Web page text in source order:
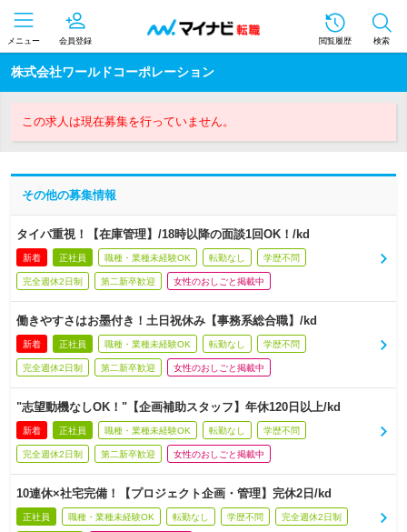
メニュー 会員登録 閲覧履歴 検索
株式会社ワールドコーポレーション
この求人は現在募集を行っていません。
その他の募集情報
タイパ重視！【在庫管理】/18時以降の面談1回OK！/kd
新着 正社員 職種・業種未経験OK 転勤なし 学歴不問
完全週休2日制 第二新卒歓迎 女性のおしごと掲載中
働きやすさはお墨付き！土日祝休み【事務系総合職】/kd
新着 正社員 職種・業種未経験OK 転勤なし 学歴不問
完全週休2日制 第二新卒歓迎 女性のおしごと掲載中
"志望動機なしOK！"【企画補助スタッフ】年休120日以上/kd
新着 正社員 職種・業種未経験OK 転勤なし 学歴不問
完全週休2日制 第二新卒歓迎 女性のおしごと掲載中
10連休×社宅完備！【プロジェクト企画・管理】完休2日/kd
正社員 職種・業種未経験OK 転勤なし 学歴不問 完全週休2日制